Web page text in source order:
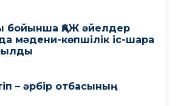
бойынша ҚАЖ әйелдер
мәдени-көпшілік іс-шара
– әрбір отбасының